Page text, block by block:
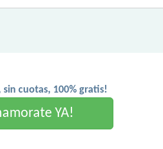
sin cuotas, 100% gratis!
YA!